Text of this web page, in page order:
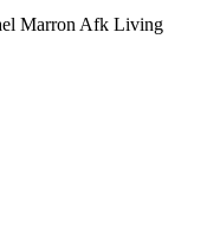
Marron Afk Living